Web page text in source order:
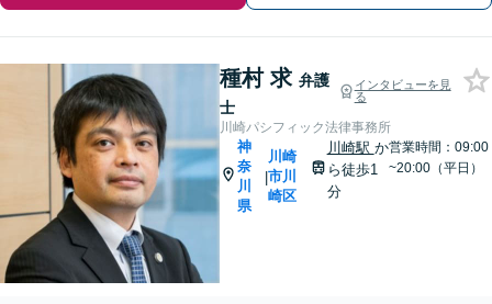
種村 求 弁護
士
インタビューを見
る
川崎パシフィック法律事務所
神
奈
川
県
|
川崎
市川
崎区
川崎駅 か
ら徒歩1
分
営業時間：09:00
~20:00（平日）